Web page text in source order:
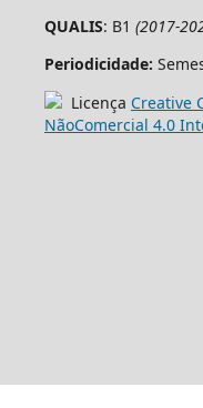
QUALIS: B1 (2017-
Periodicidade:
Licença Creative
NãoComercial 4.0